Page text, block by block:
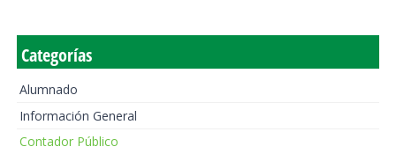
Categorías
Alumnado
Información General
Contador Público